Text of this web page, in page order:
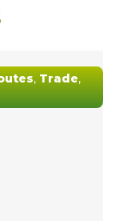
, Trade,